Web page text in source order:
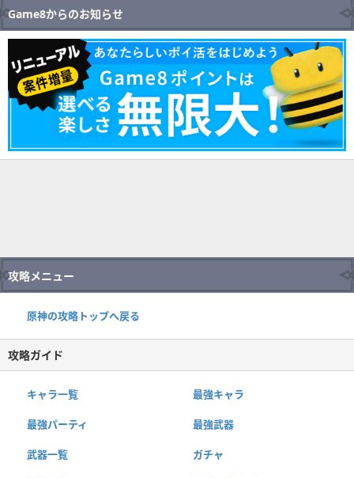
Game8からのお知らせ
攻略メニュー
原神の攻略トップへ戻る
攻略ガイド
キャラ一覧 最強キャラ
最強パーティ 最強武器
武器一覧 ガチャ